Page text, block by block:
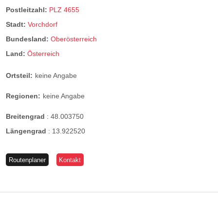
Postleitzahl: PLZ 4655
Stadt: Vorchdorf
Bundesland: Oberösterreich
Land: Österreich
Ortsteil: keine Angabe
Regionen: keine Angabe
Breitengrad : 48.003750
Längengrad : 13.922520
Routenplaner Kontakt